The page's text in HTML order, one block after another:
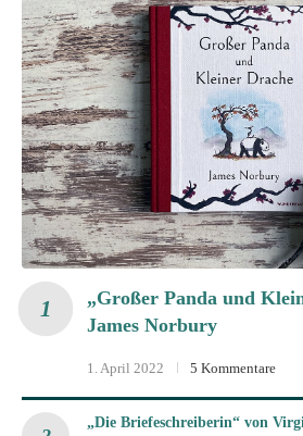
„Großer Panda und
James Norbury
1. April 2022 5 Kommentare
„Die Briefeschreiberin“ von